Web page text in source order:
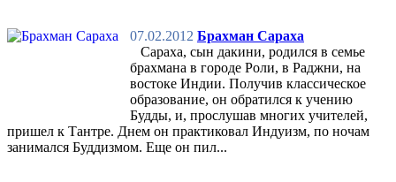
07.02.2012 Брахман Сараха
Сараха, сын дакини, родился в семье
брахмана в городе Роли, в Раджни, на
востоке Индии. Получив классическое
образование, он обратился к учению
Будды, и, прослушав многих учителей,
пришел к Тантре. Днем он практиковал Индуизм, по ночам
занимался Буддизмом. Еще он пил...